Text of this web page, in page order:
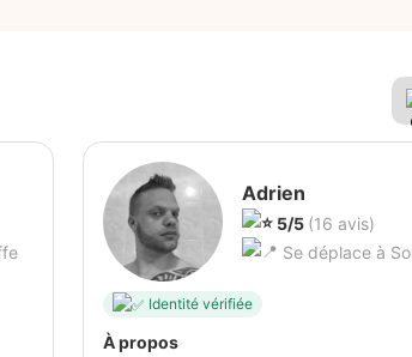
Adrien
5/5 (16 avis)
Se déplace à
Identité vérifiée
À propos